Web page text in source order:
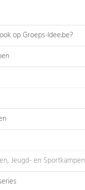
op Groeps-Idee.be?
Jeugd- en Sportkampen